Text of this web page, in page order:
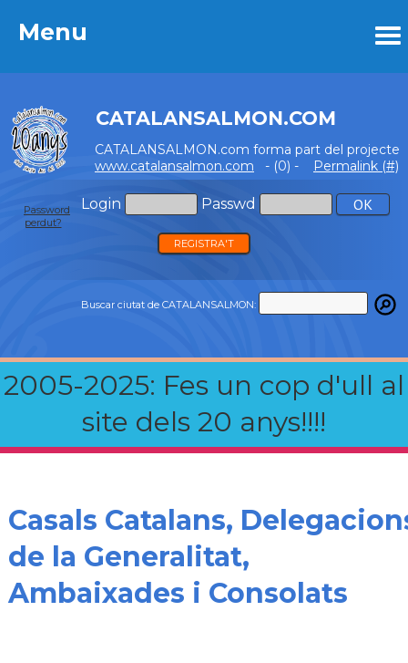
Menu
CATALANSALMON.COM
CATALANSALMON.com forma part del projecte
www.catalansalmon.com - (0) - Permalink (#)
Login Passwd
Password
perdut?
REGISTRA'T
Buscar ciutat de CATALANSALMON:
2005-2025: Fes un cop d'ull al
site dels 20 anys!!!!
Menu
Casals Catalans,
de la Generalitat,
Ambaixades i Consolats